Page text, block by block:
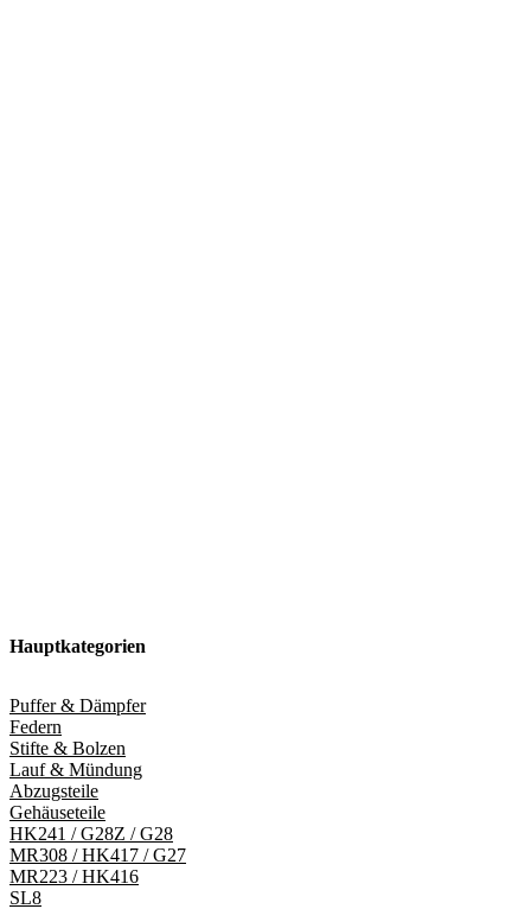
Hauptkategorien
Puffer & Dämpfer
Federn
Stifte & Bolzen
Lauf & Mündung
Abzugsteile
Gehäuseteile
HK241 / G28Z / G28
MR308 / HK417 / G27
MR223 / HK416
SL8